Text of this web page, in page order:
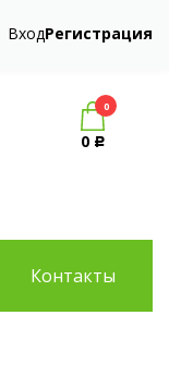
ВходРегистрация
0
0 Р
Контакты